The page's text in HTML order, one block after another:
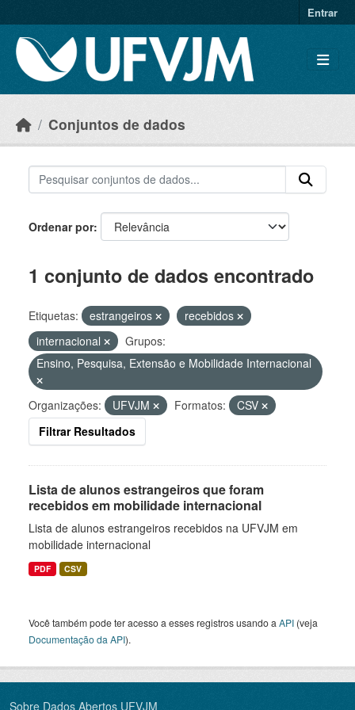
Entrar
Conjuntos de dados
Ordenar por
1 conjunto de dados encontrado
Etiquetas: estrangeiros
recebidos
internacional
Grupos:
Ensino, Pesquisa, Extensão e Mobilidade Internacional
Organizações: UFVJM Formatos:
CSV
Filtrar Resultados
Lista de alunos estrangeiros que foram
recebidos em mobilidade internacional
Lista de alunos estrangeiros recebidos na UFVJM em
mobilidade internacional
PDF CSV
Você também pode ter acesso a esses registros usando a API (veja
Documentação da API).
Sobre Dados Abertos UFVJM